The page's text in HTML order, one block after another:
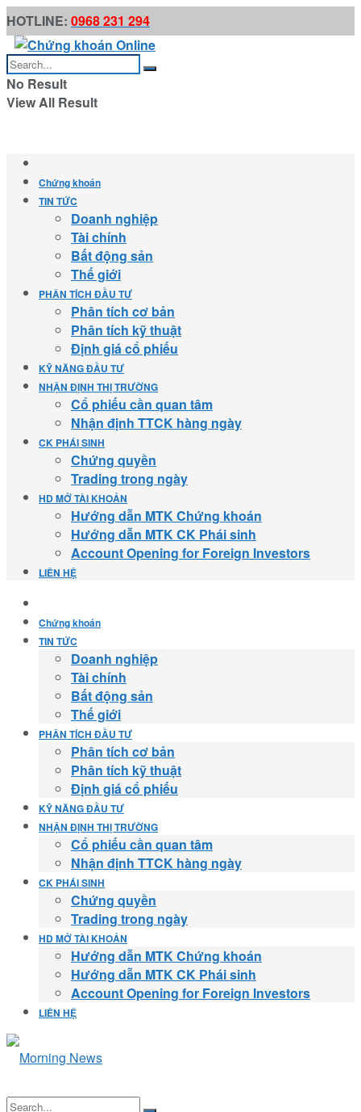
HOTLINE: 0968 231 294
No Result
View All Result
Chứng khoán
TIN TỨC
Doanh nghiệp
Tài chính
Bất động sản
Thế giới
PHÂN TÍCH ĐẦU TƯ
Phân tích cơ bản
Phân tích kỹ thuật
Định giá cổ phiếu
KỸ NĂNG ĐẦU TƯ
NHẬN ĐỊNH THỊ TRƯỜNG
Cổ phiếu cần quan tâm
Nhận định TTCK hàng ngày
CK PHÁI SINH
Chứng quyền
Trading trong ngày
HD MỞ TÀI KHOẢN
Hướng dẫn MTK Chứng khoán
Hướng dẫn MTK CK Phái sinh
Account Opening for Foreign Investors
LIÊN HỆ
Chứng khoán
TIN TỨC
Doanh nghiệp
Tài chính
Bất động sản
Thế giới
PHÂN TÍCH ĐẦU TƯ
Phân tích cơ bản
Phân tích kỹ thuật
Định giá cổ phiếu
KỸ NĂNG ĐẦU TƯ
NHẬN ĐỊNH THỊ TRƯỜNG
Cổ phiếu cần quan tâm
Nhận định TTCK hàng ngày
CK PHÁI SINH
Chứng quyền
Trading trong ngày
HD MỞ TÀI KHOẢN
Hướng dẫn MTK Chứng khoán
Hướng dẫn MTK CK Phái sinh
Account Opening for Foreign Investors
LIÊN HỆ